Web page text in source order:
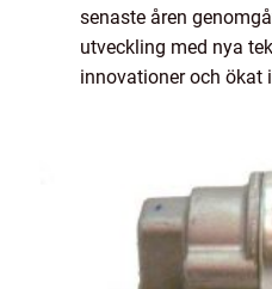
senaste åren
utveckling med nya
innovationer och ökat